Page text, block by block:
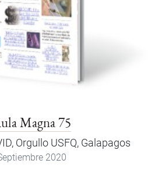
Magna 75
Orgullo USFQ, Galapagos
2020